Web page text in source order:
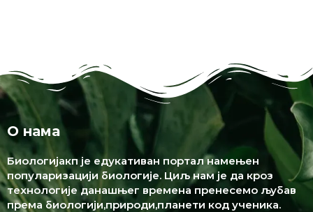
О нама
Биологијакп је едукативан портал намењен
популаризацији биологије. Циљ нам је да кроз
технологије данашњег времена пренесемо љубав
према биологији,природи,планети код ученика.